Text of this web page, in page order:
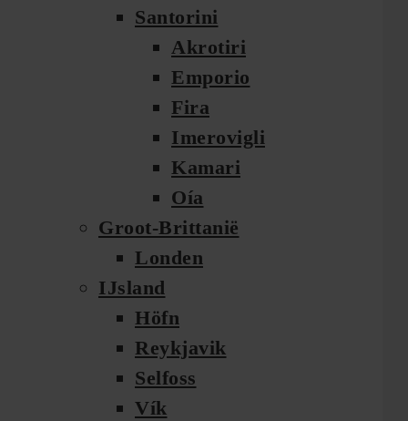
Santorini
Akrotiri
Emporio
Fira
Imerovigli
Kamari
Oía
Groot-Brittanië
Londen
IJsland
Höfn
Reykjavik
Selfoss
Vík